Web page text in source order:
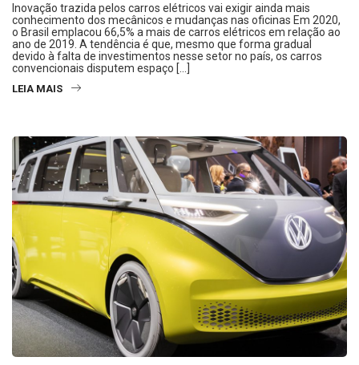
Inovação trazida pelos carros elétricos vai exigir ainda mais
conhecimento dos mecânicos e mudanças nas oficinas Em 2020,
o Brasil emplacou 66,5% a mais de carros elétricos em relação ao
ano de 2019. A tendência é que, mesmo que forma gradual
devido à falta de investimentos nesse setor no país, os carros
convencionais disputem espaço […]
LEIA MAIS